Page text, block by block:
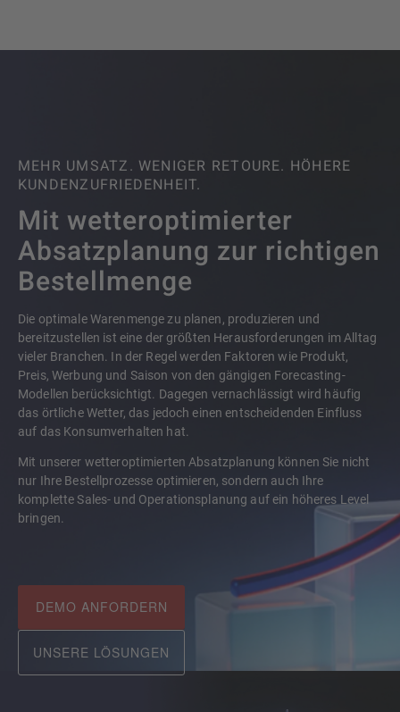
MEHR UMSATZ. WENIGER RETOURE. HÖHERE
KUNDENZUFRIEDENHEIT.
Mit wetteroptimierter
Absatzplanung zur richtigen
Bestellmenge
Die optimale Warenmenge zu planen, produzieren und
bereitzustellen ist eine der größten Herausforderungen im Alltag
vieler Branchen. In der Regel werden Faktoren wie Produkt,
Preis, Werbung und Saison von den gängigen Forecasting-
Modellen berücksichtigt. Dagegen vernachlässigt wird häufig
das örtliche Wetter, das jedoch einen entscheidenden Einfluss
auf das Konsumverhalten hat.
Mit unserer wetteroptimierten Absatzplanung können Sie nicht
nur Ihre Bestellprozesse optimieren, sondern auch Ihre
komplette Sales- und Operationsplanung auf ein höheres Level
bringen.
DEMO ANFORDERN
UNSERE LÖSUNGEN